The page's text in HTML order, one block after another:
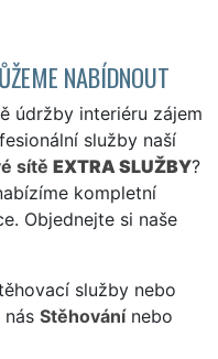
NABÍDNOUT
údržby interiéru zájem
služby naší
sítě EXTRA SLUŽBY?
kompletní
Objednejte si naše
služby nebo
Stěhovánínebo